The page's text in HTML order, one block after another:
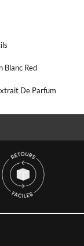
Blanc Red
De Parfum